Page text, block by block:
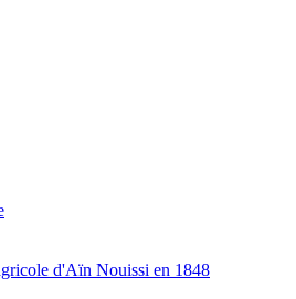
d'Aïn Nouissi en 1848